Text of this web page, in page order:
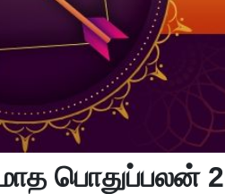
பொதுப்பலன்